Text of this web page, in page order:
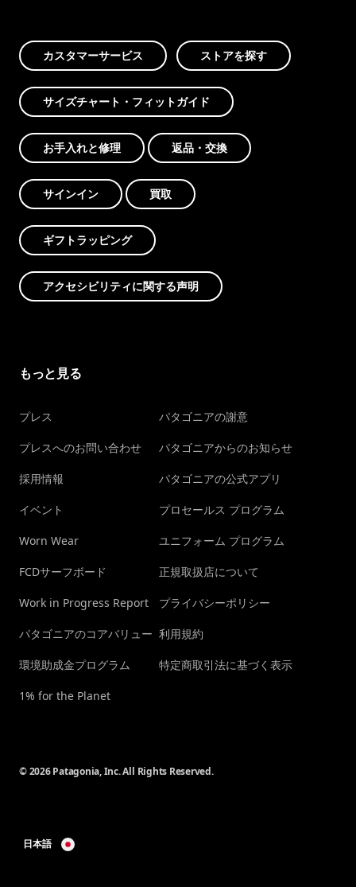
カスタマーサービス ストアを探す
サイズチャート・フィットガイド
お手入れと修理 返品・交換
サインイン 買取
ギフトラッピング
アクセシビリティに関する声明
もっと見る
プレス
プレスへのお問い合わせ
採用情報
イベント
Worn Wear
FCDサーフボード
Work in Progress Report
パタゴニアのコアバリュー
環境助成金プログラム
1% for the Planet
パタゴニアの謝意
パタゴニアからのお知らせ
パタゴニアの公式アプリ
プロセールス プログラム
ユニフォーム プログラム
正規取扱店について
プライバシーポリシー
利用規約
特定商取引法に基づく表示
© 2026 Patagonia, Inc. All Rights Reserved.
日本語